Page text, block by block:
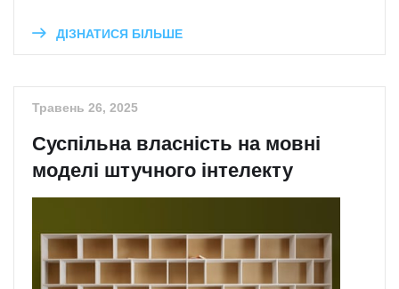
ДІЗНАТИСЯ БІЛЬШЕ
Травень 26, 2025
Суспільна власність на мовні
моделі штучного інтелекту